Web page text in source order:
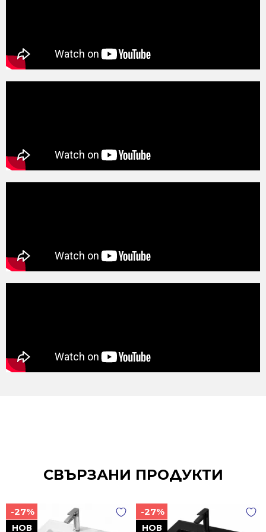
СВЪРЗАНИ ПРОДУКТИ
НОВ
-27%
НОВ
-27%